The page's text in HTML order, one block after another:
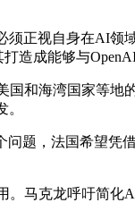
视自身在AI领域
造成能够与
和海湾国家等地
题，法国希望凭
马克龙呼吁简化